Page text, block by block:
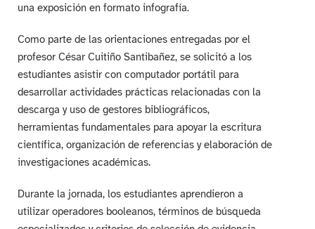
una exposición en formato infografía.
Como parte de las orientaciones entregadas por el
profesor César Cuitiño Santibañez, se solicitó a los
estudiantes asistir con computador portátil para
desarrollar actividades prácticas relacionadas con la
descarga y uso de gestores bibliográficos,
herramientas fundamentales para apoyar la escritura
científica, organización de referencias y elaboración de
investigaciones académicas.
Durante la jornada, los estudiantes aprendieron a
utilizar operadores booleanos, términos de búsqueda